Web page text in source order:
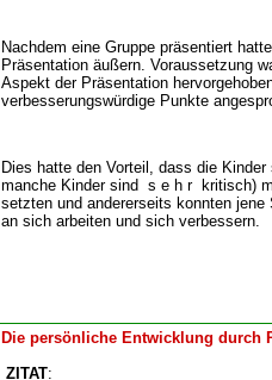
Nachdem eine Gruppe präsentiert
Präsentation äußern. Voraussetzung
Aspekt der Präsentation
verbesserungswürdige Punkte
Dies hatte den Vorteil, dass die
manche Kinder sind s e h r kritisch)
setzten und andererseits konnten jene
an sich arbeiten und sich verbessern.
Die persönliche Entwicklung durch
ZITAT: